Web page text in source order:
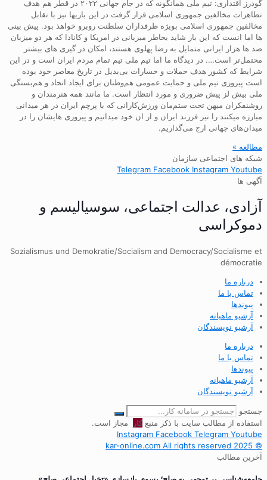
گودرز اقتداری: تیم ملی همانگونه که در جام جهانی ۲۰۲۲ در قطر هم هدف
تظاهرات مخالفین جمهوری اسلامی قرار گرفت در این بازیها نیز با تقابل
مخالفین جمهوری اسلامی بویژه طرفداران سلطنت روبرو خواهذ بود. پیش بینی
ها اما انست که این بار شاید بخاطر میزبانی در امریکا و کانادا که هر دو میزبان
صد ها هزار ایرانی متمایل به رضا پهلوی هستند، امکان در گیری های بیشتر
محتمل‌تر است…. در دیدگاه ما اما تیم ملی تیم تمام مردم ایران است و در این
شرایط که کشور هدف حملات و خسارات بی‌بدیل در تاریخ معاصر خود بوده
است پیروزی تیم ملی و حمایت عمومی هم‌وطنان برای ایجاد اتحاد و هم‌بستگی
ملی بیش لز پیش ضروری و مورد انتظار است. ما مانند همه هنرمندان و
روشنفکران میهن تحت ستم‌مان ورزش‌کارانی که با پرچم ایران در هر میدانی
مبارزه میکنند را نیز فرزند ایران و از ان خود میدانیم و پیروزی هایشان را در
میدان‌های جهانی ارج می‌گذاریم.
مطالعه »
شبکه های اجتماعی سازمان
Telegram Facebook Instagram Youtube
آگهی ها
آزادی، عدالت اجتماعی، سوسیالیسم و
دموکراسی
Sozialismus und Demokratie/Socialism and Democracy/Socialisme et
démocratie
درباره ما
تماس با ما
پیوندها
آرشیو ماهیانه
آرشیو نویسندگان
درباره ما
تماس با ما
پیوندها
آرشیو ماهیانه
آرشیو نویسندگان
جستجو
استفاده از مطالب سایت با ذکر منبعکار
مجاز است.
Instagram Facebook Telegram Youtube
© 2025 kar-online.com All rights reserved
آخرین مطالب